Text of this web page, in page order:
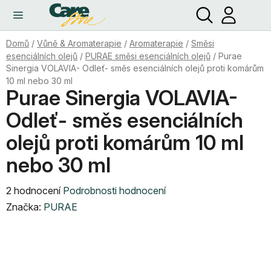
obsah
Hledat
Domů / Vůně & Aromaterapie / Aromaterapie / Směsi
esenciálních olejů / PURAE směsi esenciálních olejů / Purae
Sinergia VOLAVIA- Odleť- směs esenciálních olejů proti komárům
10 ml nebo 30 ml
Purae Sinergia VOLAVIA-
Odleť- směs esenciálních
olejů proti komárům 10 ml
nebo 30 ml
Průměrné
hodnocení
2 hodnocení Podrobnosti hodnocení
Značka: PURAE